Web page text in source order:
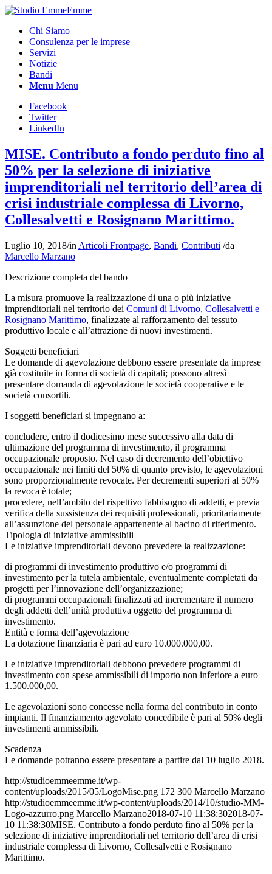
Chi Siamo
Consulenza per le imprese
Servizi
Notizie
Bandi
Menu Menu
Facebook
Twitter
LinkedIn
MISE. Contributo a fondo perduto fino al
50% per la selezione di iniziative
imprenditoriali nel territorio dell’area di
crisi industriale complessa di Livorno,
Collesalvetti e Rosignano Marittimo.
Luglio 10, 2018/in Articoli Frontpage, Bandi, Contributi /da
Marcello Marzano
Descrizione completa del bando
La misura promuove la realizzazione di una o più iniziative
imprenditoriali nel territorio dei Comuni di Livorno, Collesalvetti e
Rosignano Marittimo, finalizzate al rafforzamento del tessuto
produttivo locale e all’attrazione di nuovi investimenti.
Soggetti beneficiari
Le domande di agevolazione debbono essere presentate da imprese
già costituite in forma di società di capitali; possono altresì
presentare domanda di agevolazione le società cooperative e le
società consortili.
I soggetti beneficiari si impegnano a:
concludere, entro il dodicesimo mese successivo alla data di
ultimazione del programma di investimento, il programma
occupazionale proposto. Nel caso di decremento dell’obiettivo
occupazionale nei limiti del 50% di quanto previsto, le agevolazioni
sono proporzionalmente revocate. Per decrementi superiori al 50%
la revoca è totale;
procedere, nell’ambito del rispettivo fabbisogno di addetti, e previa
verifica della sussistenza dei requisiti professionali, prioritariamente
all’assunzione del personale appartenente al bacino di riferimento.
Tipologia di iniziative ammissibili
Le iniziative imprenditoriali devono prevedere la realizzazione:
di programmi di investimento produttivo e/o programmi di
investimento per la tutela ambientale, eventualmente completati da
progetti per l’innovazione dell’organizzazione;
di programmi occupazionali finalizzati ad incrementare il numero
degli addetti dell’unità produttiva oggetto del programma di
investimento.
Entità e forma dell’agevolazione
La dotazione finanziaria è pari ad euro 10.000.000,00.
Le iniziative imprenditoriali debbono prevedere programmi di
investimento con spese ammissibili di importo non inferiore a euro
1.500.000,00.
Le agevolazioni sono concesse nella forma del contributo in conto
impianti. Il finanziamento agevolato concedibile è pari al 50% degli
investimenti ammissibili.
Scadenza
Le domande potranno essere presentare a partire dal 10 luglio 2018.
http://studioemmeemme.it/wp-
content/uploads/2015/05/LogoMise.png 172 300 Marcello Marzano
http://studioemmeemme.it/wp-content/uploads/2014/10/studio-MM-
Logo-azzurro.png Marcello Marzano2018-07-10 11:38:302018-07-
10 11:38:30MISE. Contributo a fondo perduto fino al 50% per la
selezione di iniziative imprenditoriali nel territorio dell’area di crisi
industriale complessa di Livorno, Collesalvetti e Rosignano
Marittimo.